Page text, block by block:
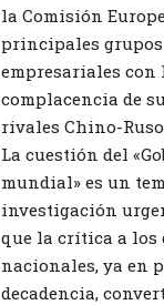
la Comisión
principales
empresariales con
complacencia de
rivales Chino-
La cuestión del
mundial» es un
investigación
que la crítica a los
nacionales, ya en
decadencia,